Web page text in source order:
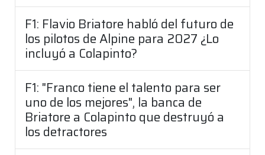
F1: Flavio Briatore habló del futuro de
los pilotos de Alpine para 2027 ¿Lo
incluyó a Colapinto?
F1: "Franco tiene el talento para ser
uno de los mejores", la banca de
Briatore a Colapinto que destruyó a
los detractores